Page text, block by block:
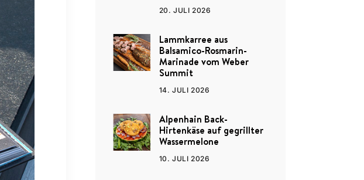
20. JULI 2026
Lammkarree aus
Balsamico-Rosmarin-
Marinade vom Weber
Summit
14. JULI 2026
Alpenhain Back-
Hirtenkäse auf gegrillter
Wassermelone
10. JULI 2026